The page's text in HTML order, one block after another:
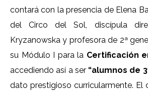
contará con la presencia de Elena
del Circo del Sol, discípula
Kryzanowska y profesora de 2ª
su Módulo I para la Certificación
accediendo así a ser “alumnos de
dato prestigioso curricularmente. El